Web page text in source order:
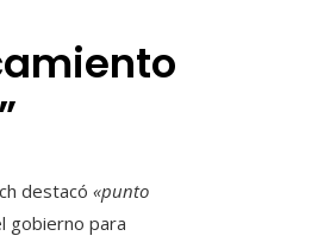
destacó «punto
gobierno para